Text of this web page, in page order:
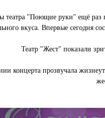
театра "Поющие руки" ещё раз
вкуса. Впервые сегодня
Театр "Жест" показали
концерта прозвучала